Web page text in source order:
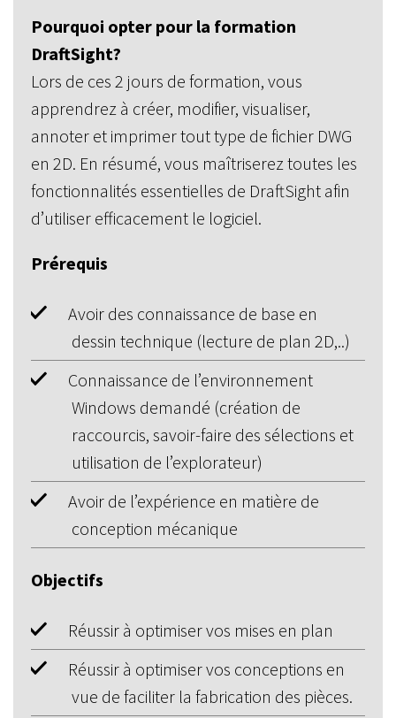
Pourquoi opter pour la formation
DraftSight?
Lors de ces 2 jours de formation, vous
apprendrez à créer, modifier, visualiser,
annoter et imprimer tout type de fichier DWG
en 2D. En résumé, vous maîtriserez toutes les
fonctionnalités essentielles de DraftSight afin
d’utiliser efficacement le logiciel.
Prérequis
Avoir des connaissance de base en
dessin technique (lecture de plan 2D,..)
Connaissance de l’environnement
Windows demandé (création de
raccourcis, savoir-faire des sélections et
utilisation de l’explorateur)
Avoir de l’expérience en matière de
conception mécanique
Objectifs
Réussir à optimiser vos mises en plan
Réussir à optimiser vos conceptions en
vue de faciliter la fabrication des pièces.